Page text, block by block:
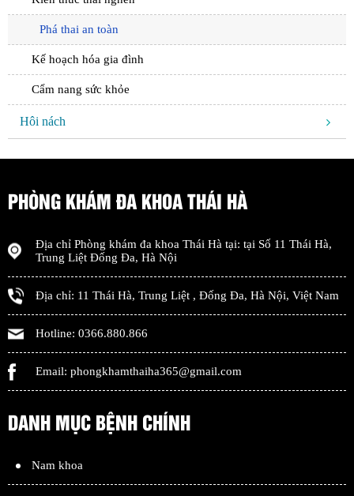
Phá thai an toàn
Kế hoạch hóa gia đình
Cẩm nang sức khỏe
Hôi nách
PHÒNG KHÁM ĐA KHOA THÁI HÀ
Địa chỉ Phòng khám đa khoa Thái Hà tại: tại Số 11 Thái Hà,
Trung Liệt Đống Đa, Hà Nội
Địa chỉ: 11 Thái Hà, Trung Liệt , Đống Đa, Hà Nội, Việt Nam
Hotline: 0366.880.866
Email: phongkhamthaiha365@gmail.com
DANH MỤC BỆNH CHÍNH
Nam khoa